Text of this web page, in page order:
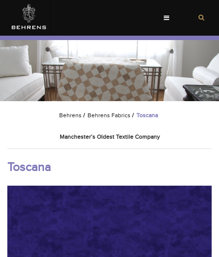
Toggle
Behrens / Behrens Fabrics / Toscana
Manchester’s Oldest Textile Company
Toscana